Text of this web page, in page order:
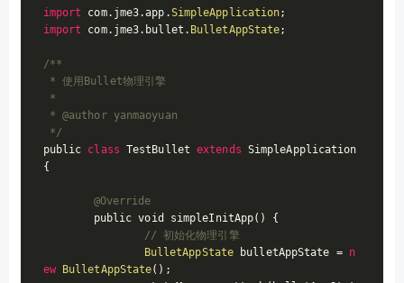
import com.jme3.app.SimpleApplication
import com.jme3.bullet. BulletAppState;
/**
*/
public class TestBullet extends SimpleApplication
{
@Override
// 初始化物理引擎
BulletAppState bulletAppState = n
ew BulletAppState();